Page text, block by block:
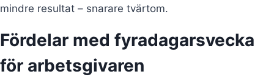
mindre resultat – snarare tvärtom.
Fördelar med fyradagarsvecka
för arbetsgivaren